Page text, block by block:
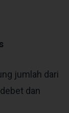
jumlah dari
dan